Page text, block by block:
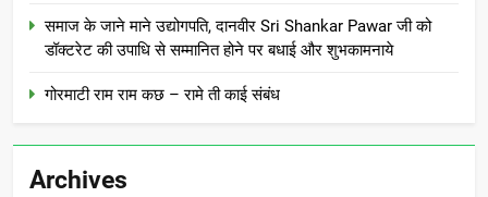
समाज के जाने माने उद्योगपति, दानवीर Sri Shankar Pawar जी को
डॉक्टरेट की उपाधि से सम्मानित होने पर बधाई और शुभकामनाये
गोरमाटी राम राम कछ – रामे ती काई संबंध
Archives